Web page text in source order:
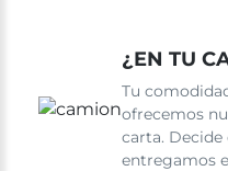
¿EN TU
Tu
ofrecemos
carta.
entregamos